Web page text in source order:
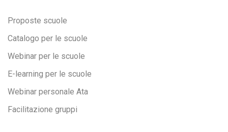
Proposte scuole
Catalogo per le scuole
Webinar per le scuole
E-learning per le scuole
Webinar personale Ata
Facilitazione gruppi